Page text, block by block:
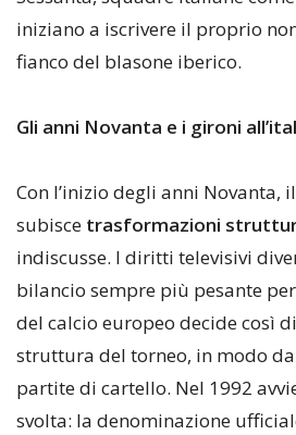
iniziano a iscrivere il proprio
fianco del blasone iberico.
Gli anni Novanta e i gironi
Con l’inizio degli anni Novanta,
subisce trasformazioni
indiscusse. I diritti televisivi
bilancio sempre più pesante
del calcio europeo decide così
struttura del torneo, in modo
partite di cartello. Nel 1992
svolta: la denominazione